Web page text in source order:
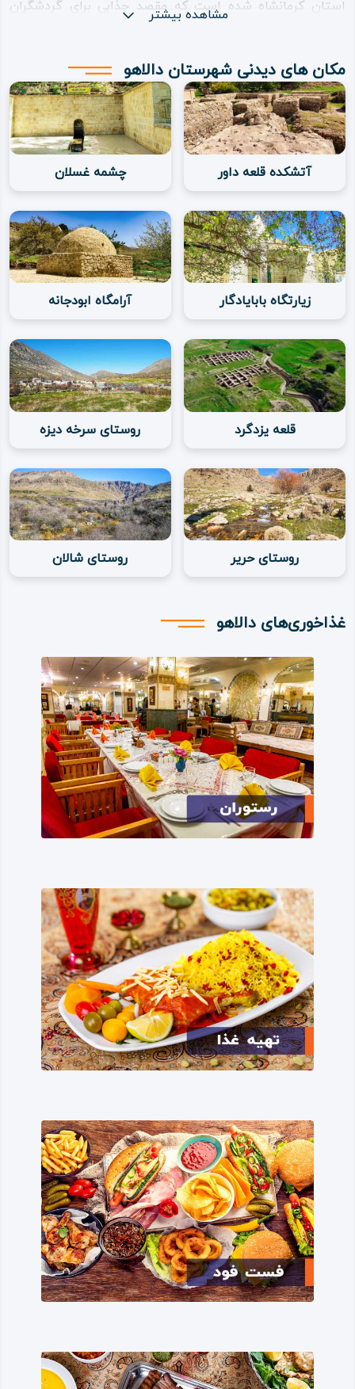
استان کرمانشاه شده است که مقصد جذابی برای گردشگران
این شهرستان، ریشه در فرهنگ پربار این مردمان دارد. زنان و
مردان در کنار هم و دوشادوش یکدیگر حاقظ و نگهدارنده میراث
فرهنگی گذشتگان هستند.
برگزاری مراسم های خاص آئینی و مذهبی در ایام مختلف سال
موجب گردهمایی دوستداران این تاریخ و فرهنگ بوده است.
ریشه نام شهرستان دالاهو
دالاهو نام خود را از کوهستان و قله معروف دالاهو گرفته است
که بزرگ‌ترین کوهستان و بلندترین قله در این شهرستان است.
طبق روایتی زبان‌ شناختی، واژه «دالاهو» از دو جزء «دال» که
پرنده‌ای شکاری یا عقاب است و «هو» ترکیب یافته است و جزء
«هو» نیز هم‌ ریشه «هووگه» به معنای خانه و محل زندگی است؛
بنابراین گویا لفظ «دالاهو» به معنای «خانه عقاب» یا «مأوای
عقاب» است.
البته روایتی باستان‌ شناختی نیز بر آن است که «دالاهو» همان
«بالاهوتا» یا «بالاهوته»، شهر باستانی و مرکز پادشاهی سلسله
عیلامی است که در هزاره دوم پیش از میلاد حکم‌رانی
می‌کرده‌اند.
قدمت شهرستان دالاهو
«حلوان» یا سرپل‌ ذهاب امروزی، به هزاره‌های پیش از اسلام و تا
سلسله «آنوبانی‌نی» برمی‌گردد؛ وجود آثار تاریخی در روستای
سرخه‌ دیزه و بنای سنگی «تاق‌ گرا» به همراه مکان های دیگری
مانند «برج خاموشان»، «بان‌ مه‌ زران»، «قلعه‌ ویرانه» و «قلعه
یزدگرد» و بسیاری دیگر از آثار و مکان‌های تاریخی، حکایت از
قدمت زیاد و کهنسالی سرزمین دالاهو دارد.
از اسلام می‌دهد؛ مانند «مسجد عبدالله‌ بن‌ عمر» که به نام فرزند
خلیفه دوم و به دست وی ساخته شده است و یا «مقبره
ابودجانه» که متعلق به یکی از صحابه رسول اسلام است.
اقلیم شهرستان دالاهو
شهرستان دالاهو منطقه‌ای کوهستانی، خوش آب‌ و هوا و دارای
طبیعتی زیبا از رشته‌ کوه زاگرس است و مسیر اصلی ایران به
طبیعت، اقلیم و آب‌ و هوای شهرستان دالاهو بدون شک از
کم‌نظیرترین جاذبه‌های گردشگری طبیعی‌ – تفریحی در استان
کرمانشاه و چه بسا در ایران است.
کوهستان‌ها و قله‌های دالاهو، نوا و قاضی، در کنار روستاهای
بان‌ زده، شالان، ریجاب و سرخه‌ دیزه، و همجوار با مجموعه‌ای از
آبشارها، چشمه‌ها و رودخانه‌ها، همراه با باغ‌های انبوه میوه و
دشت‌های پوشیده از سبزه‌ و گل‌ زاران، بهشتی نادر را در یک موزه
در فصل‌های بهار و تابستان بازدید از شهرستان دالاهو و گشت‌ و
مشاهده بیشتر
مکان های دیدنی شهرستان دالاهو
آتشکده قلعه داور چشمه غسلان
زیارتگاه بابایادگار آرامگاه ابودجانه
قلعه یزدگرد روستای سرخه‌ دیزه
روستای حریر روستای شالان
غذاخوری‌های دالاهو